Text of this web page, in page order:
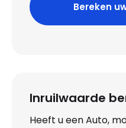
Bereken
Inruilwaarde
Heeft u een Auto,